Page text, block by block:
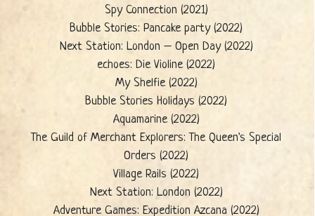
Spy Connection (2021)
Bubble Stories: Pancake party (2022)
Next Station: London – Open Day (2022)
echoes: Die Violine (2022)
My Shelfie (2022)
Bubble Stories Holidays (2022)
Aquamarine (2022)
The Guild of Merchant Explorers: The Queen's Special
Orders (2022)
Village Rails (2022)
Next Station: London (2022)
Adventure Games: Expedition Azcana (2022)